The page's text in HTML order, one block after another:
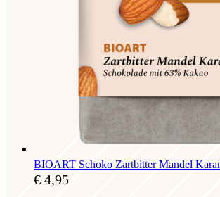
BIOART Schoko Zartbitter Mandel
€ 4,95